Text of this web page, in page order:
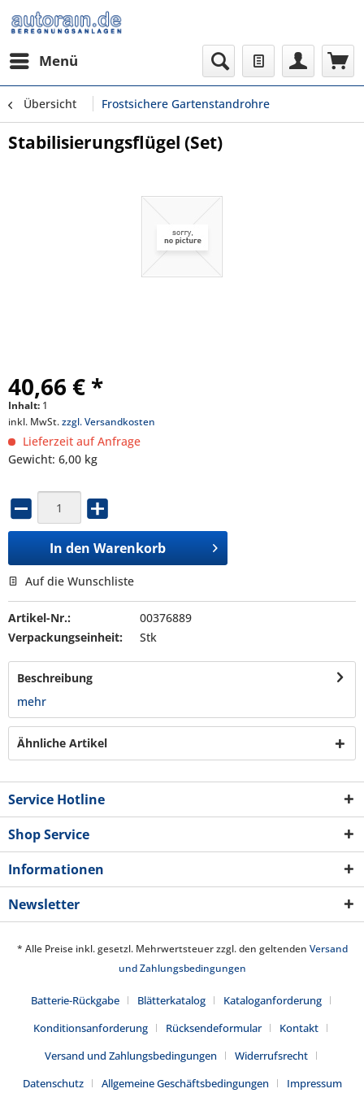
Menü
Übersicht Frostsichere Gartenstandrohre
Stabilisierungsflügel (Set)
40,66 € *
Inhalt: 1
inkl. MwSt.zzgl. Versandkosten
Lieferzeit auf Anfrage
Gewicht: 6,00 kg
In den Warenkorb
Auf die Wunschliste
Artikel-Nr.:
00376889
Verpackungseinheit:
Stk
Beschreibung
mehr
Ähnliche Artikel
Service Hotline
Shop Service
Informationen
Newsletter
* Alle Preise inkl. gesetzl. Mehrwertsteuer zzgl. den geltenden Versand
und Zahlungsbedingungen
Batterie-Rückgabe Blätterkatalog
Kataloganforderung
Konditionsanforderung
Rücksendeformular
Kontakt
Versand und Zahlungsbedingungen
Widerrufsrecht
Datenschutz
Allgemeine Geschäftsbedingungen Impressum